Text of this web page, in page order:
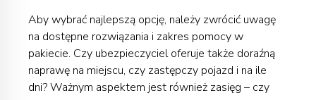
Aby wybrać najlepszą opcję, należy zwrócić uwagę
na dostępne rozwiązania i zakres pomocy w
pakiecie. Czy ubezpieczyciel oferuje także doraźną
naprawę na miejscu, czy zastępczy pojazd i na ile
dni? Ważnym aspektem jest również zasięg – czy